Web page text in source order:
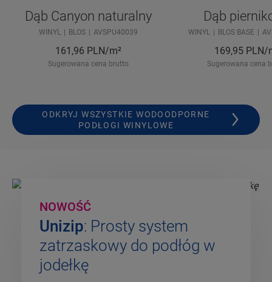
Dąb Canyon naturalny
WINYL BLOS AVSPU40039
161,96 PLN/m²
Sugerowana cena brutto
Dąb
WINYL BLOS BASE
169,95 PLN/
Sugerowana cena
ODKRYJ WSZYSTKIE WODOODPORNE
PODŁOGI WINYLOWE
NOWOŚĆ
Unizip: Prosty system
zatrzaskowy do podłóg w
jodełkę